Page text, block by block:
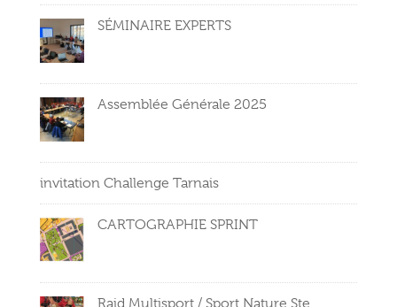
SÉMINAIRE EXPERTS
Assemblée Générale 2025
invitation Challenge Tarnais
CARTOGRAPHIE SPRINT
Raid Multisport / Sport Nature Ste